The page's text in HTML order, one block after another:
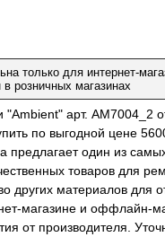
только для интернет-
в розничных магазинах
"Ambient" арт. AM7004_2
по выгодной цене
предлагает один из
товаров для
других материалов для
магазине и оффлайн-
от производителя.